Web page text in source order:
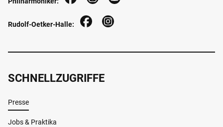
SCHNELLZUGRIFFE
Presse
Jobs & Praktika
Rudolf-Oetker-Halle: